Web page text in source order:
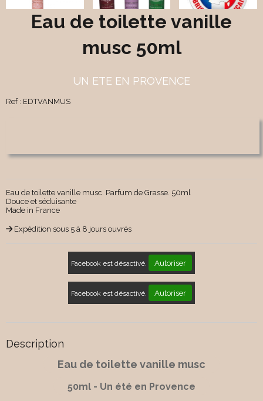
Eau de toilette vanille
musc 50ml
UN ETE EN PROVENCE
Ref : EDTVANMUS
Eau de toilette vanille musc. Parfum de Grasse. 50ml
Douce et séduisante
Made in France
Expédition sous 5 à 8 jours ouvrés
Facebook est désactivé. Autoriser
Facebook est désactivé. Autoriser
Description
Eau de toilette vanille musc
50ml - Un été en Provence